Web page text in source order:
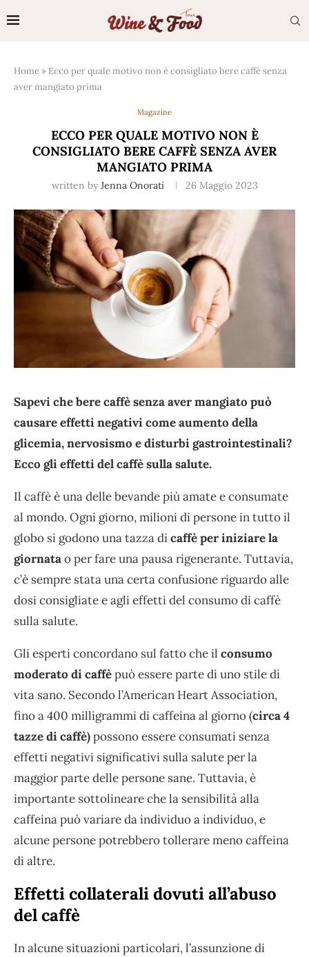
Home » Ecco per quale motivo non è consigliato bere caffè senza
aver mangiato prima
Magazine
ECCO PER QUALE MOTIVO NON È
CONSIGLIATO BERE CAFFÈ SENZA AVER
MANGIATO PRIMA
written by Jenna Onorati 26 Maggio 2023
Sapevi che bere caffè senza aver mangiato può
causare effetti negativi come aumento della
glicemia, nervosismo e disturbi gastrointestinali?
Ecco gli effetti del caffè sulla salute.
Il caffè è una delle bevande più amate e consumate
al mondo. Ogni giorno, milioni di persone in tutto il
globo si godono una tazza dicaffè per iniziare la
giornatao per fare una pausa rigenerante. Tuttavia,
c’è sempre stata una certa confusione riguardo alle
dosi consigliate e agli effetti del consumo di caffè
sulla salute.
Gli esperti concordano sul fatto che il consumo
moderato di caffèpuò essere parte di uno stile di
vita sano. Secondo l’American Heart Association,
fino a 400 milligrammi di caffeina al giorno (circa 4
tazze di caffè)possono essere consumati senza
effetti negativi significativi sulla salute per la
maggior parte delle persone sane. Tuttavia, è
importante sottolineare che la sensibilità alla
caffeina può variare da individuo a individuo, e
alcune persone potrebbero tollerare meno caffeina
di altre.
Effetti collaterali dovuti all’abuso
del caffè
In alcune situazioni particolari, l’assunzione di